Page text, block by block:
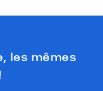
les mêmes